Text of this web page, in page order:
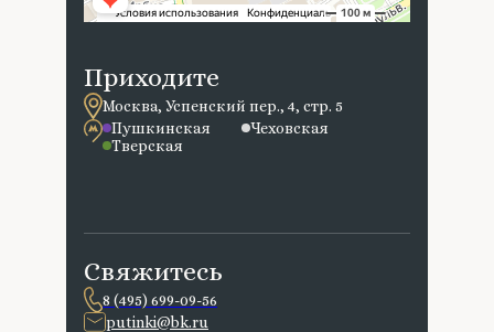
Свяжитесь
8 (495) 699-09-56
putinki@bk.ru
Приходите
Москва, Успенский пер., 4, стр. 5
Пушкинская
Чеховская
Тверская